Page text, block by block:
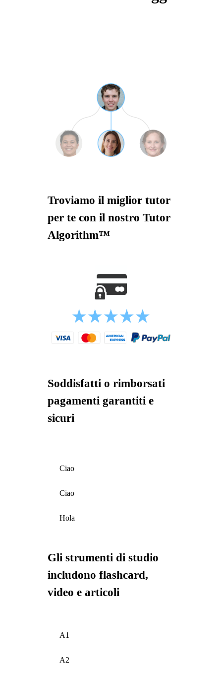
Troviamo il miglior tutor
per te con il nostro Tutor
Algorithm™
Soddisfatti o rimborsati
pagamenti garantiti e
sicuri
Ciao
Ciao
Hola
Gli strumenti di studio
includono flashcard,
video e articoli
A1
A2